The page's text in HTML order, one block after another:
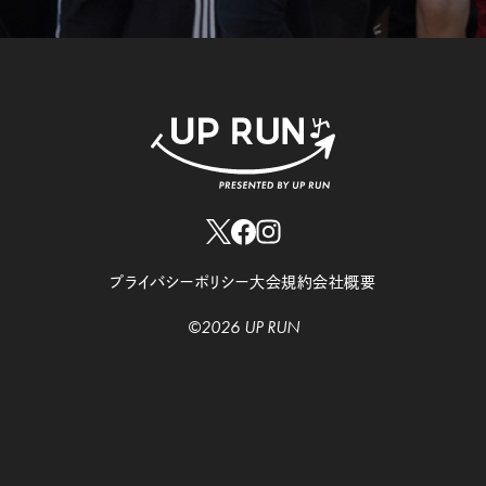
プライバシーポリシー大会規約会社概要
©2026 UP RUN